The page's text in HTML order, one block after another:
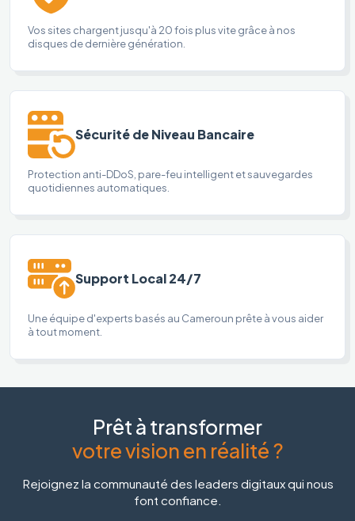
Vos sites chargent jusqu'à 20 fois plus vite grâce à nos
disques de dernière génération.
Sécurité de Niveau Bancaire
Protection anti-DDoS, pare-feu intelligent et sauvegardes
quotidiennes automatiques.
Support Local 24/7
Une équipe d'experts basés au Cameroun prête à vous aider
à tout moment.
Prêt à transformer
votre vision en réalité ?
Rejoignez la communauté des leaders digitaux qui nous
font confiance.